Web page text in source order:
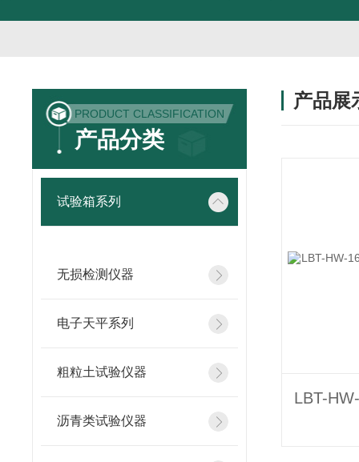
PRODUCT CLASSIFICATION
产品分类
试验箱系列
无损检测仪器
电子天平系列
粗粒土试验仪器
沥青类试验仪器
产品展